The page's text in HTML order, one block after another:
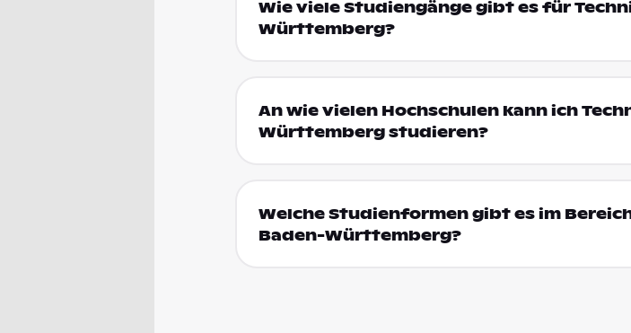
Wie viele Studiengänge gibt es für
Württemberg?
An wie vielen Hochschulen kann ich
Württemberg studieren?
Welche Studienformen gibt es im
Baden-Württemberg?